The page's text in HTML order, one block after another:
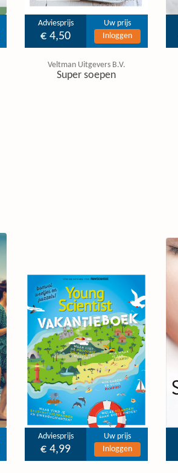
Adviesprijs
€ 4,50
Uw prijs
Inloggen
Veltman Uitgevers B.V.
Super soepen
Adviesprijs
€ 4,99
Uw prijs
Inloggen